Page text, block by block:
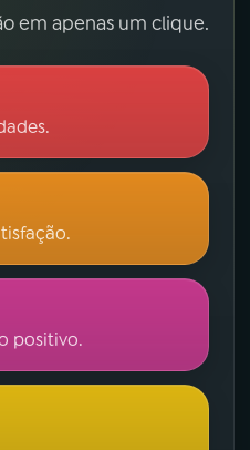
em apenas um clique.
positivo.